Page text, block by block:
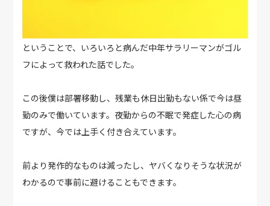
ということで、いろいろと病んだ中年サラリーマンがゴル
フによって救われた話でした。
この後僕は部署移動し、残業も休日出勤もない係で今は昼
勤のみで働いています。夜勤からの不眠で発症した心の病
ですが、今では上手く付き合えています。
前より発作的なものは減ったし、ヤバくなりそうな状況が
わかるので事前に避けることもできます。